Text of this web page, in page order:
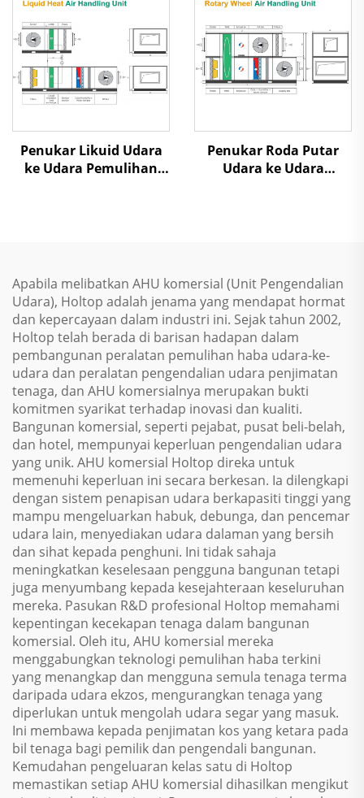
Penukar Likuid Udara
ke Udara Pemulihan
Penukar Roda Putar
Udara ke Udara
Apabila melibatkan AHU komersial (Unit Pengendalian
Udara), Holtop adalah jenama yang mendapat hormat
dan kepercayaan dalam industri ini. Sejak tahun 2002,
Holtop telah berada di barisan hadapan dalam
pembangunan peralatan pemulihan haba udara-ke-
udara dan peralatan pengendalian udara penjimatan
tenaga, dan AHU komersialnya merupakan bukti
komitmen syarikat terhadap inovasi dan kualiti.
Bangunan komersial, seperti pejabat, pusat beli-belah,
dan hotel, mempunyai keperluan pengendalian udara
yang unik. AHU komersial Holtop direka untuk
memenuhi keperluan ini secara berkesan. Ia dilengkapi
dengan sistem penapisan udara berkapasiti tinggi yang
mampu mengeluarkan habuk, debunga, dan pencemar
udara lain, menyediakan udara dalaman yang bersih
dan sihat kepada penghuni. Ini tidak sahaja
meningkatkan keselesaan pengguna bangunan tetapi
juga menyumbang kepada kesejahteraan keseluruhan
mereka. Pasukan R&D profesional Holtop memahami
kepentingan kecekapan tenaga dalam bangunan
komersial. Oleh itu, AHU komersial mereka
menggabungkan teknologi pemulihan haba terkini
yang menangkap dan mengguna semula tenaga terma
daripada udara ekzos, mengurangkan tenaga yang
diperlukan untuk mengolah udara segar yang masuk.
Ini membawa kepada penjimatan kos yang ketara pada
bil tenaga bagi pemilik dan pengendali bangunan.
Kemudahan pengeluaran kelas satu di Holtop
memastikan setiap AHU komersial dihasilkan mengikut